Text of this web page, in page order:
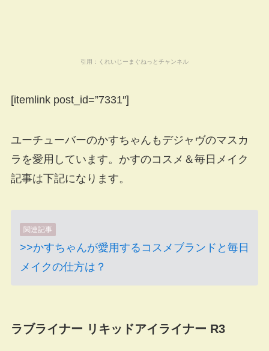
引用： くれいじーまぐねっとチャンネル
[itemlink post_id=”7331″]
ユーチューバーのかすちゃんもデジャヴのマスカ
ラを愛用しています。かすのコスメ＆毎日メイク
記事は下記になります。
関連記事
>>かすちゃんが愛用するコスメブランドと毎日
メイクの仕方は？
ラブライナー リキッドアイライナー R3